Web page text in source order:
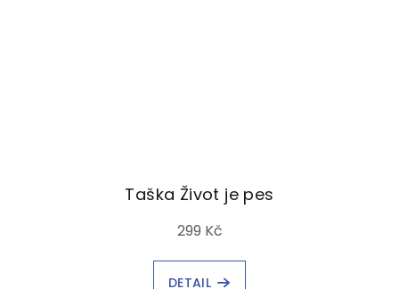
Taška Život je pes
299 Kč
DETAIL